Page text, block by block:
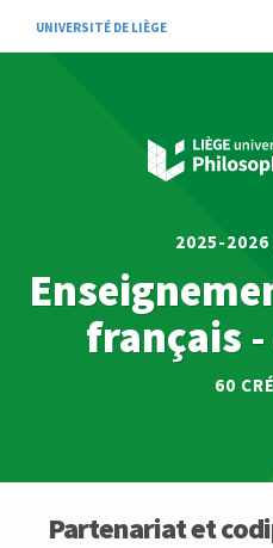
UNIVERSITÉ DE LIÈGE
2025-2026
français
60
Partenariat et